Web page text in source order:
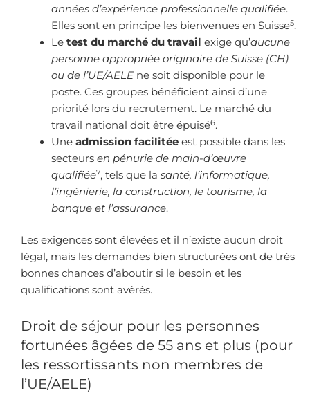
années d’expérience professionnelle qualifiée.
Elles sont en principe les bienvenues en Suisse5.
Le test du marché du travail exige qu’aucune
personne appropriée originaire de Suisse (CH)
ou de l’UE/AELEne soit disponible pour le
poste. Ces groupes bénéficient ainsi d’une
priorité lors du recrutement. Le marché du
travail national doit être épuisé6.
Une admission facilitéeest possible dans les
secteurs en pénurie de main-d’œuvre
qualifiée7, tels que la santé, l’informatique,
l’ingénierie, la construction, le tourisme, la
banque et l’assurance.
Les exigences sont élevées et il n’existe aucun droit
légal, mais les demandes bien structurées ont de très
bonnes chances d’aboutir si le besoin et les
qualifications sont avérés.
Droit de séjour pour les personnes
fortunées âgées de 55 ans et plus (pour
les ressortissants non membres de
l’UE/AELE)